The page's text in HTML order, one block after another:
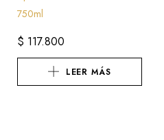
750ml
$ 117.800
LEER MÁS